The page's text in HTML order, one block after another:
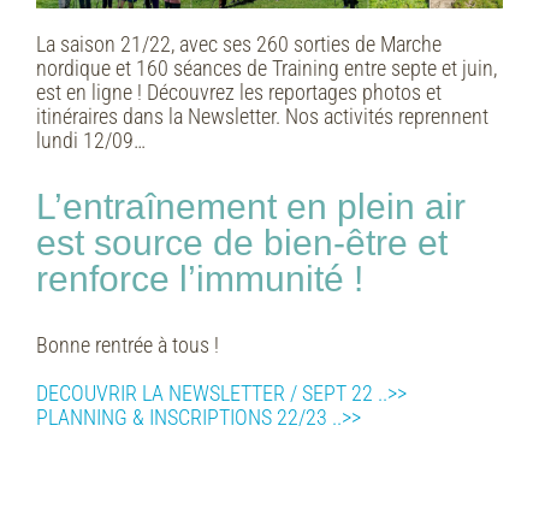
La saison 21/22, avec ses 260 sorties de Marche
nordique et 160 séances de Training entre septe et juin,
est en ligne ! Découvrez les reportages photos et
itinéraires dans la Newsletter. Nos activités reprennent
lundi 12/09…
L’entraînement en plein air
est source de bien-être et
renforce l’immunité !
Bonne rentrée à tous !
DECOUVRIR LA NEWSLETTER / SEPT 22 ..>>
PLANNING & INSCRIPTIONS 22/23 ..>>